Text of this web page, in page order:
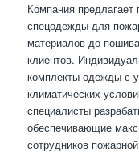
Компания предлагает
спецодежды для
материалов до
клиентов.
комплекты одежды с
климатических
специалисты
обеспечивающие
сотрудников